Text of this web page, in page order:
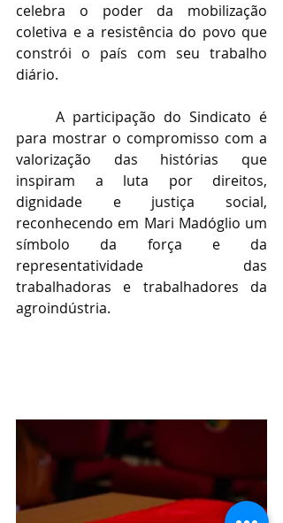
celebra o poder da mobilização
coletiva e a resistência do povo que
constrói o país com seu trabalho
diário.
para mostrar o compromisso com a
valorização das histórias que
inspiram a luta por direitos,
dignidade e justiça social,
reconhecendo em Mari Madóglio um
símbolo da força e da
representatividade das
trabalhadoras e trabalhadores da
agroindústria.